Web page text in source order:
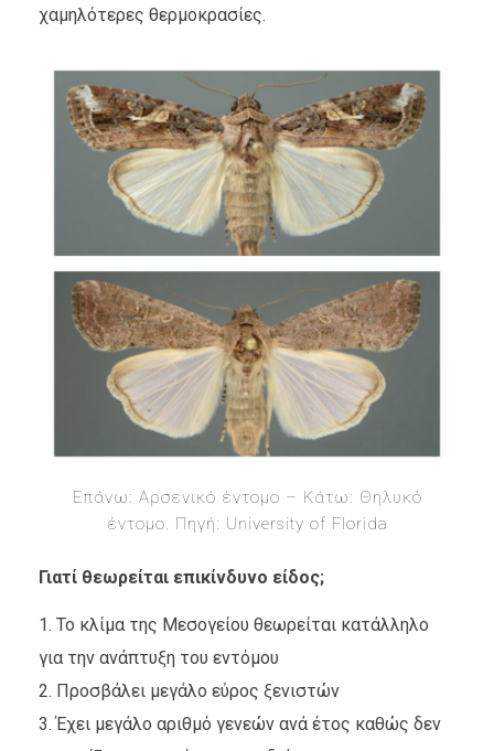
χαμηλότερες θερμοκρασίες.
Επάνω: Αρσενικό έντομο – Κάτω: Θηλυκό
έντομο. Πηγή: University of Florida
Γιατί θεωρείται επικίνδυνο είδος;
Το κλίμα της Μεσογείου θεωρείται κατάλληλο
για την ανάπτυξη του εντόμου
Προσβάλει μεγάλο εύρος ξενιστών
Έχει μεγάλο αριθμό γενεών ανά έτος καθώς δεν